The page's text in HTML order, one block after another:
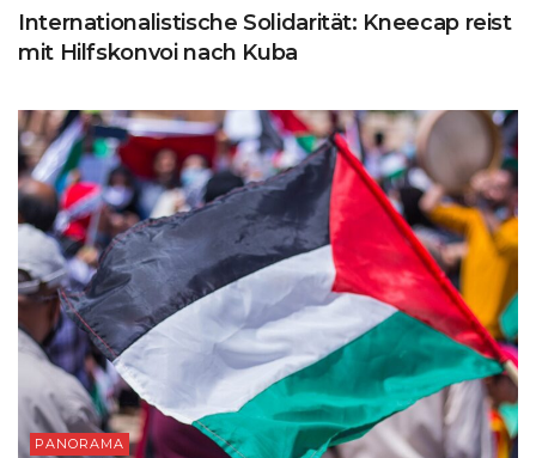
Internationalistische Solidarität: Kneecap reist
mit Hilfskonvoi nach Kuba
PANORAMA